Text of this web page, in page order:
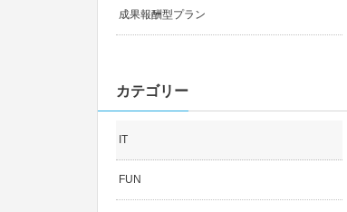
成果報酬型プラン
カテゴリー
IT
FUN